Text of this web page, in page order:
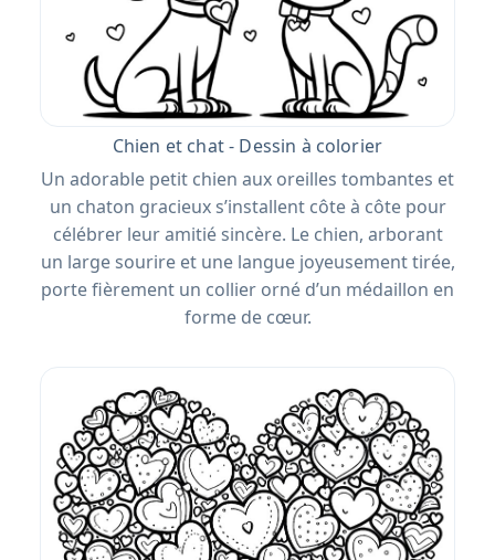
Chien et chat - Dessin à colorier
Un adorable petit chien aux oreilles tombantes et
un chaton gracieux s’installent côte à côte pour
célébrer leur amitié sincère. Le chien, arborant
un large sourire et une langue joyeusement tirée,
porte fièrement un collier orné d’un médaillon en
forme de cœur.